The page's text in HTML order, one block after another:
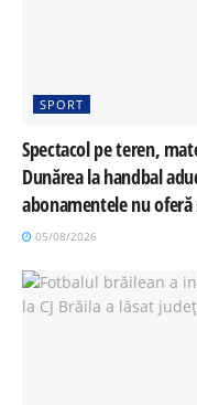
SPORT
Spectacol pe teren,
Dunărea la handbal
abonamentele nu
05/08/2026